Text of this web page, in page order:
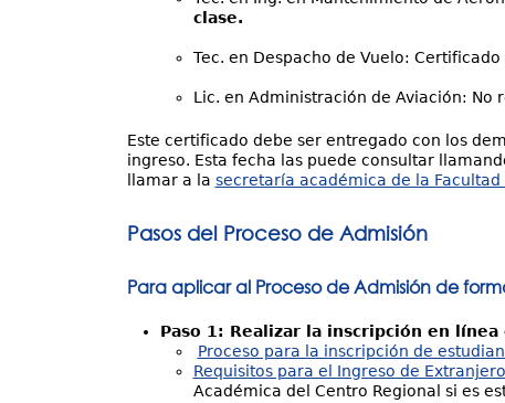
clase.
Tec. en Despacho de Vuelo:
Lic. en Administración de Aviación:
Este certificado debe ser entregado con los
ingreso. Esta fecha las puede consultar
llamar a la secretaría académica de la
Pasos del Proceso de Admisión
Para aplicar al Proceso de Admisión de
Paso 1: Realizar la inscripción en línea
Proceso para la inscripción de
Requisitos para el Ingreso de
Académica del Centro Regional si es